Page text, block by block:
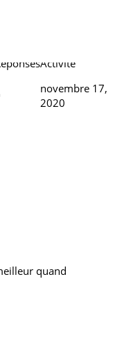
Activité
novembre 17,
2020
quand